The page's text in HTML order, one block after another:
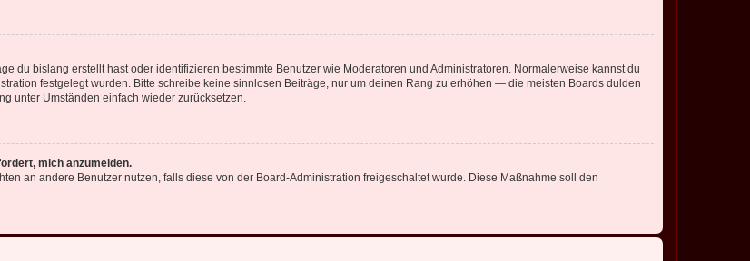
du bislang erstellt hast oder identifizieren bestimmte Benutzer wie Moderatoren und Administratoren. Normalerweise kannst du
festgelegt wurden. Bitte schreibe keine sinnlosen Beiträge, nur um deinen Rang zu erhöhen — die meisten Boards dulden
unter Umständen einfach wieder zurücksetzen.
mich anzumelden.
an andere Benutzer nutzen, falls diese von der Board-Administration freigeschaltet wurde. Diese Maßnahme soll den